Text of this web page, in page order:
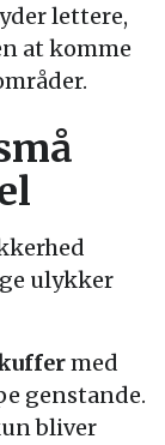
lettere,
at komme
ulykker
med
genstande.
bliver